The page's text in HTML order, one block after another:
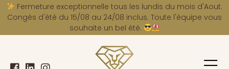
Fermeture exceptionnelle tous les lundis du mois d'Aout.
Congés d'été du 15/08 au 24/08 inclus. Toute l'équipe vous
souhaite un bel été.